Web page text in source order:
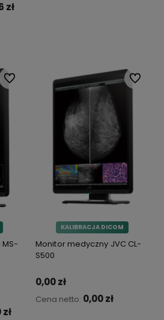
zł
Do ulubionych
KALIBRACJA DICOM
Monitor medyczny JVC CL-
S500
0,00 zł
Cena netto: 0,00 zł
Do